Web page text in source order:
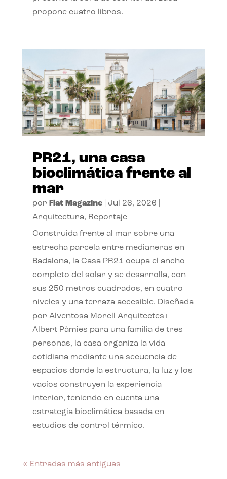
propone cuatro libros.
PR21, una casa
bioclimática frente al
mar
por Flat Magazine| Jul 26, 2026
Arquitectura, Reportaje
Construida frente al mar sobre una
estrecha parcela entre medianeras en
Badalona, la Casa PR21 ocupa el ancho
completo del solar y se desarrolla, con
sus 250 metros cuadrados, en cuatro
niveles y una terraza accesible. Diseñada
por Alventosa Morell Arquitectes+
Albert Pàmies para una familia de tres
personas, la casa organiza la vida
cotidiana mediante una secuencia de
espacios donde la estructura, la luz y los
vacíos construyen la experiencia
interior, teniendo en cuenta una
estrategia bioclimática basada en
estudios de control térmico.
« Entradas más antiguas